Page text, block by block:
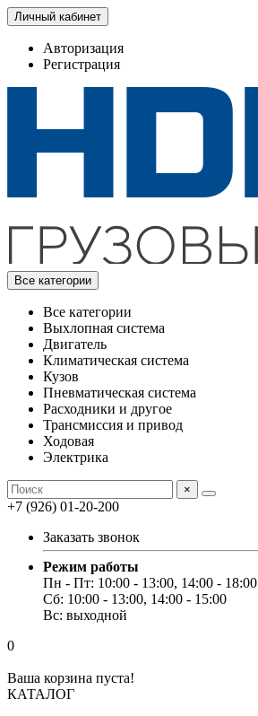
Личный кабинет
Авторизация
Регистрация
Все категории
Все категории
Выхлопная система
Двигатель
Климатическая система
Кузов
Пневматическая система
Расходники и другое
Трансмиссия и привод
Ходовая
Электрика
×
+7 (926) 01-20-200
Заказать звонок
Режим работы
Пн - Пт: 10:00 - 13:00, 14:00 - 18:00
Сб: 10:00 - 13:00, 14:00 - 15:00
Вс: выходной
0
Ваша корзина пуста!
КАТАЛОГ